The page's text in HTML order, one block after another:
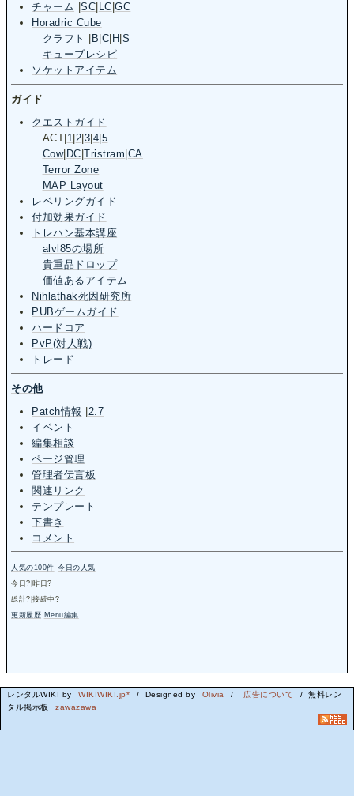
チャーム |SC LC |GC
Horadric Cube
クラフト
B C H S
キューブレシピ
ソケットアイテム
ガイド
クエストガイド
ACT 1 2 3 4 5
Cow| DC |Tristram CA
Terror Zone
MAP Layout
レベリングガイド
付加効果ガイド
トレハン基本講座
alvl85の場所
貴重品ドロップ
価値あるアイテム
Nihlathak死因研究所
PUBゲームガイド
ハードコア
PvP(対人戦)
トレード
その他
Patch情報
2.7
イベント
編集相談
ページ管理
管理者伝言板
関連リンク
テンプレート
下書き
コメント
人気の100件 今日の人気
今日? |昨日?
総計? |接続中 ?
更新履歴 Menu編集
レンタルWIKI by WIKIWIKI.jp* / Designed by Olivia / 広告について
/ 無料レン
タル掲示板
zawazawa